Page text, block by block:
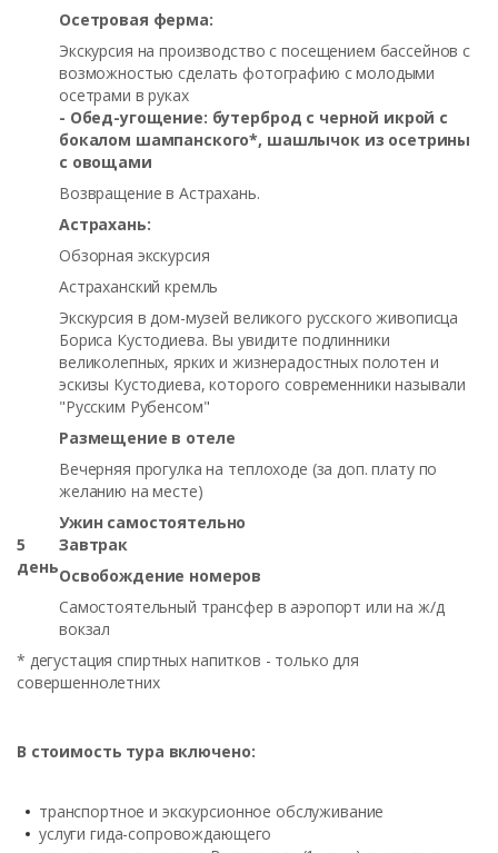
Осетровая ферма:
Экскурсия на производство с посещением бассейнов с
возможностью сделать фотографию с молодыми
осетрами в руках
- Обед-угощение: бутерброд с черной икрой с
бокалом шампанского*, шашлычок из осетрины
с овощами
Возвращение в Астрахань.
Астрахань:
Обзорная экскурсия
Астраханский кремль
Экскурсия в дом-музей великого русского живописца
Бориса Кустодиева. Вы увидите подлинники
великолепных, ярких и жизнерадостных полотен и
эскизы Кустодиева, которого современники называли
"Русским Рубенсом"
Размещение в отеле
Вечерняя прогулка на теплоходе (за доп. плату по
желанию на месте)
Ужин самостоятельно
5
день
Завтрак
Освобождение номеров
Самостоятельный трансфер в аэропорт или на ж/д
вокзал
* дегустация спиртных напитков - только для
совершеннолетних
В стоимость тура включено:
транспортное и экскурсионное обслуживание
услуги гида-сопровождающего